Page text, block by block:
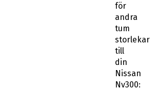
för
andra
tum
storlekar
till
din
Nissan
Nv300: